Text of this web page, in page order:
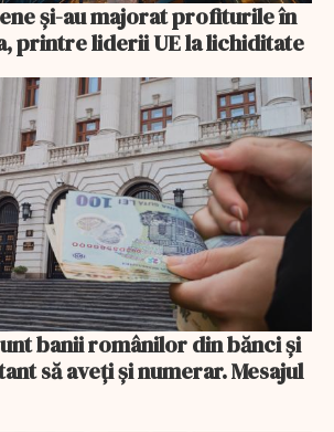
și-au majorat profiturile în
printre liderii UE la lichiditate
banii românilor din bănci şi
să aveţi şi numerar. Mesajul